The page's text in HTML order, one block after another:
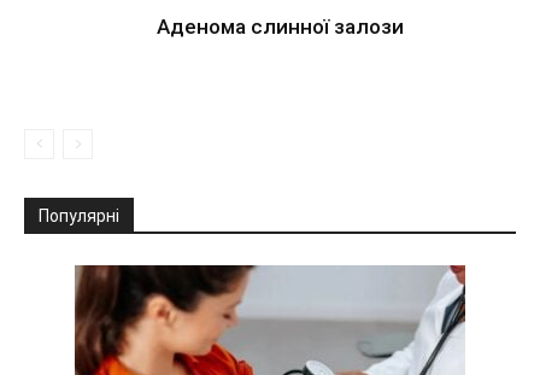
Аденома слинної залози
Популярні